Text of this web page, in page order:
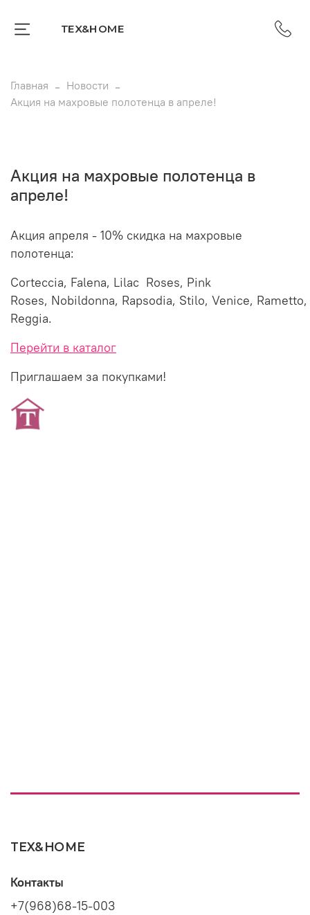
TEX&HOME
Главная
Новости
Акция на махровые полотенца в апреле!
Акция на махровые полотенца в
апреле!
Акция апреля - 10% скидка на махровые
полотенца:
Corteccia, Falena, Lilac Roses, Pink
Roses, Nobildonna, Rapsodia, Stilo, Venice, Rametto,
Reggia.
Перейти в каталог
Приглашаем за покупками!
TEX&HOME
Контакты
+7(968)68-15-003